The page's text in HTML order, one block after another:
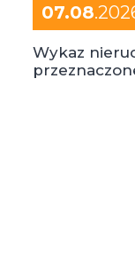
07.08
Wykaz